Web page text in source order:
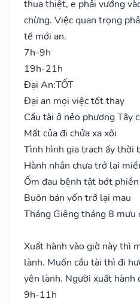
thua thiệt, e phải vướng
chừng. Việc quan trọng
tế mới an.
7h-9h
19h-21h
Đại An:TỐT
Đại an mọi việc tốt thay
Cầu tài ở nẻo phương Tây
Mất của đi chửa xa xôi
Tình hình gia trạch ấy thời
Hành nhân chưa trở lại
Ốm đau bệnh tật bớt
Buôn bán vốn trở lại mau
Tháng Giêng tháng 8 mưu
Xuất hành vào giờ này thì
lành. Muốn cầu tài thì đi
yên lành. Người xuất hành
9h-11h